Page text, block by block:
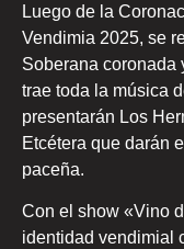
Luego de la
Vendimia 2025, se
Soberana coronada
trae toda la música
presentarán Los
Etcétera que darán
paceña.
Con el show «Vino
identidad vendimial